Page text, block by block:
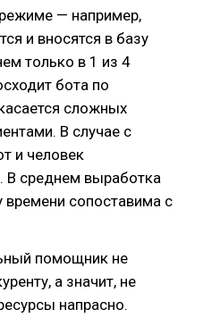
— например,
и вносятся в базу
только в 1 из 4
бота по
сложных
В случае с
и человек
В среднем выработка
времени сопоставима с
помощник не
а значит, не
напрасно.